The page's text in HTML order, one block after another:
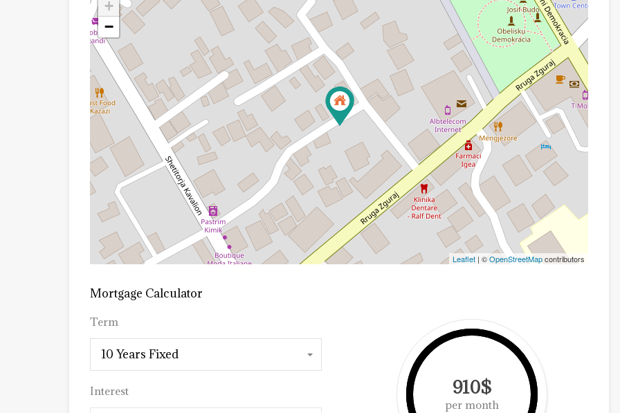
+
−
Leaflet| ©OpenStreetMapcontributors
Mortgage Calculator
Term
10 Years Fixed
Interest 910$
per month